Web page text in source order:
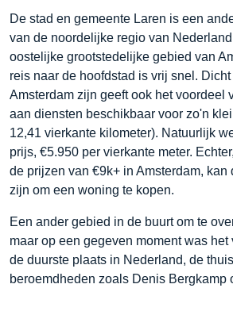
De stad en gemeente Laren is een
van de noordelijke regio van
oostelijke grootstedelijke gebied van
reis naar de hoofdstad is vrij snel. Dicht
Amsterdam zijn geeft ook het voordeel
aan diensten beschikbaar voor zo'n
12,41 vierkante kilometer). Natuurlijk
prijs, €5.950 per vierkante meter.
de prijzen van €9k+ in Amsterdam, kan
zijn om een woning te kopen.
Een ander gebied in de buurt om te
maar op een gegeven moment was
de duurste plaats in Nederland, de
beroemdheden zoals Denis Bergkamp